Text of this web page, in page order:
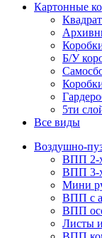
Картонные
Б/У
5ти
Все виды
Воздушно-
ВПП 2-
ВПП 3-
Мини
ВПП с
ВПП
Листы